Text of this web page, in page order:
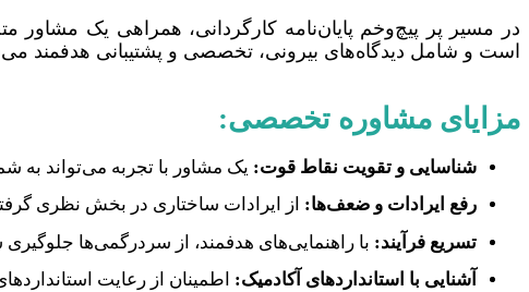
در مسیر پر پیچ‌وخم پایان‌نامه کارگردانی، همراهی یک مشاور
است و شامل دیدگاه‌های بیرونی، تخصصی و پشتیبانی هدفمند
مزایای مشاوره تخصصی:
شناسایی و تقویت نقاط قوت: یک مشاور با تجربه می‌تواند به
رفع ایرادات و ضعف‌ها: از ایرادات ساختاری در بخش نظری
تسریع فرآیند: با راهنمایی‌های هدفمند، از سردرگمی‌ها
آشنایی با استانداردهای آکادمیک: اطمینان از رعایت